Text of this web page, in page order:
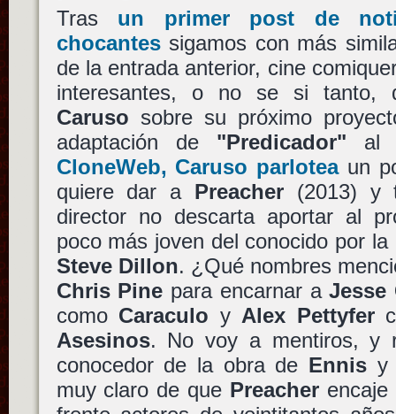
Tras un primer post de
chocantessigamos con más
de la entrada anterior, cine
interesantes, o no se si tanto,
Caruso sobre su próximo
adaptación de "Predicador" al
CloneWeb, Caruso parloteaun
quiere dar a Preacher(2013) y
director no descarta aportar al
poco más joven del conocido por
Steve Dillon. ¿Qué nombres
Chris Pine para encarnar aJesse
como Caraculo y Alex Pettyfer
Asesinos. No voy a mentiros, y
conocedor de la obra de Ennis
muy claro de que Preacherencaje